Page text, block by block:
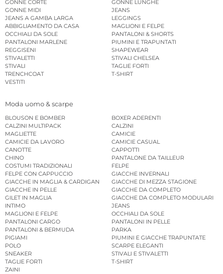
GONNE CORTE
GONNE LUNGHE
GONNE MIDI
JEANS
JEANS A GAMBA LARGA
LEGGINGS
ABBIGLIAMENTO DA CASA
MAGLIONI E FELPE
OCCHIALI DA SOLE
PANTALONI & SHORTS
PANTALONI MARLENE
PIUMINI E TRAPUNTATI
REGGISENI
SHAPEWEAR
STIVALETTI
STIVALI CHELSEA
STIVALI
TAGLIE FORTI
TRENCHCOAT
T-SHIRT
VESTITI
Moda uomo & scarpe
BLOUSON E BOMBER
BOXER ADERENTI
CALZINI MULTIPACK
CALZINI
MAGLIETTE
CAMICIE
CAMICIE DA LAVORO
CAMICIE CASUAL
CANOTTE
CAPPOTTI
CHINO
PANTALONE DA TAILLEUR
COSTUMI TRADIZIONALI
FELPE
FELPE CON CAPPUCCIO
GIACCHE INVERNALI
GIACCHE IN MAGLIA & CARDIGAN
GIACCHE DI MEZZA STAGIONE
GIACCHE IN PELLE
GIACCHE DA COMPLETO
GILET IN MAGLIA
GIACCHE DA COMPLETO MODULARI
INTIMO
JEANS
MAGLIONI E FELPE
OCCHIALI DA SOLE
PANTALONI CARGO
PANTALONI IN PELLE
PANTALONI & BERMUDA
PARKA
PIGIAMI
PIUMINI E GIACCHE TRAPUNTATE
POLO
SCARPE ELEGANTI
SNEAKER
STIVALI E STIVALETTI
TAGLIE FORTI
T-SHIRT
ZAINI